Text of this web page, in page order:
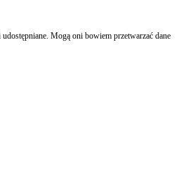
Mogą oni bowiem przetwarzać dane